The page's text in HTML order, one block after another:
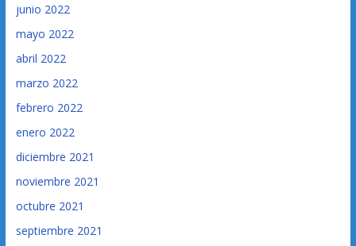
junio 2022
mayo 2022
abril 2022
marzo 2022
febrero 2022
enero 2022
diciembre 2021
noviembre 2021
octubre 2021
septiembre 2021